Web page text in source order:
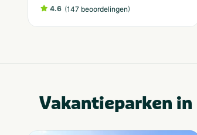
4.6 (147 beoordelingen)
Vakantieparken in